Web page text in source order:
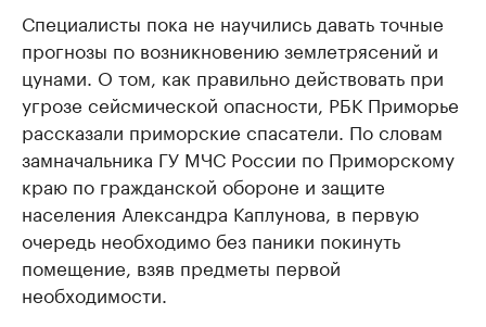
Специалисты пока не научились давать точные
прогнозы по возникновению землетрясений и
цунами. О том, как правильно действовать при
угрозе сейсмической опасности, РБК Приморье
рассказали приморские спасатели. По словам
замначальника ГУ МЧС России по Приморскому
краю по гражданской обороне и защите
населения Александра Каплунова, в первую
очередь необходимо без паники покинуть
помещение, взяв предметы первой
необходимости.